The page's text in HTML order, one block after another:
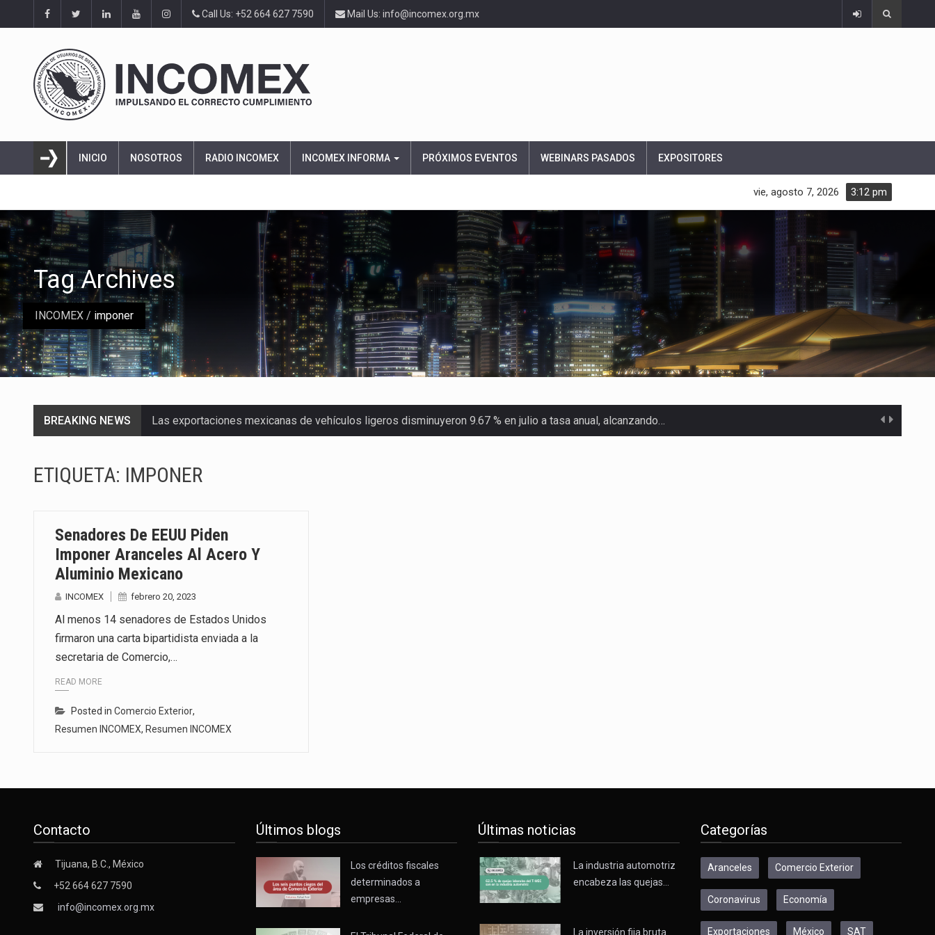
Call Us: +52 664 627 7590 Mail Us: info@incomex.org.mx
INICIO NOSOTROS RADIO INCOMEX INCOMEX INFORMA PRÓXIMOS EVENTOS WEBINARS PASADOS EXPOSITORES
3:12 pm
vie, agosto 7, 2026
INCOMEX / imponer
Tag Archives
BREAKING NEWS Las exportaciones mexicanas de vehículos ligeros disminuyeron 9.67 % en julio a tasa anual, alcanzando…
La Coalition for a Prosperous America (CPA) solicitó al gobierno de Estados Unidos mantener e…
Ante la suspensión temporal de las inspecciones sanitarias del Departamento de Agricultura de Estados Unidos…
Los créditos fiscales determinados a empresas IMMEX rara vez nacen de una interpretación equivocada de…
La industria automotriz mexicana concentra más de la mitad de las quejas bajo el Mecanismo…
La inversión fija bruta en México registró un aumento de 1.1% interanual en mayo de…
El Departamento de Agricultura de Estados Unidos (USDA) suspendió el 5 de agosto de 2026…
ETIQUETA: IMPONER
Senadores De EEUU Piden
Imponer Aranceles Al Acero Y
Aluminio Mexicano
INCOMEX febrero 20, 2023
Al menos 14 senadores de Estados Unidos
firmaron una carta bipartidista enviada a la
secretaria de Comercio,…
READ MORE
Posted in Comercio Exterior,
Resumen INCOMEX, Resumen INCOMEX
Contacto
Tijuana, B.C., México
+52 664 627 7590
info@incomex.org.mx
Últimos blogs
Los créditos fiscales
determinados a
empresas…
Últimas noticias
La industria automotriz
encabeza las quejas…
La inversión fija bruta
Categorías
Aranceles Comercio Exterior
Coronavirus Economía
Exportaciones México SAT